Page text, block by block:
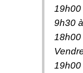
9h30
18h00